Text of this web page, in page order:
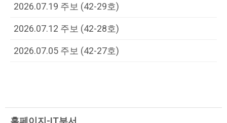
2026.07.19 주보 (42-29호)
2026.07.12 주보 (42-28호)
2026.07.05 주보 (42-27호)
홈페이지-IT부서